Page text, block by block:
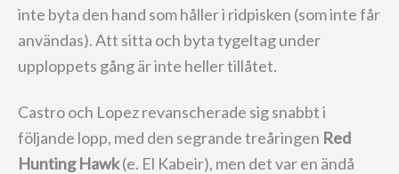
inte byta den hand som håller i ridpisken (som inte får
användas). Att sitta och byta tygeltag under
upploppets gång är inte heller tillåtet.
Castro och Lopez revanscherade sig snabbt i
följande lopp, med den segrande treåringen Red
Hunting Hawk(e. El Kabeir), men det var en ändå